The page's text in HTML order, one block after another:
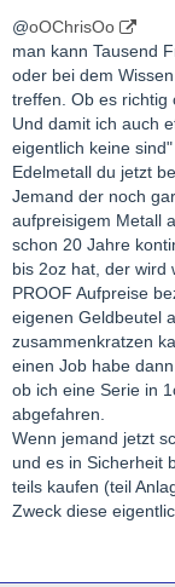
@oOChrisOo
man kann Tausend
oder bei dem
treffen. Ob es richtig
Und damit ich auch
eigentlich keine
Edelmetall du jetzt
Jemand der noch
aufpreisigem Metall
schon 20 Jahre
bis 2oz hat, der wird
PROOF Aufpreise
eigenen Geldbeutel
zusammenkratzen
einen Job habe
ob ich eine Serie in
abgefahren.
Wenn jemand jetzt
und es in Sicherheit
teils kaufen (teil
Zweck diese